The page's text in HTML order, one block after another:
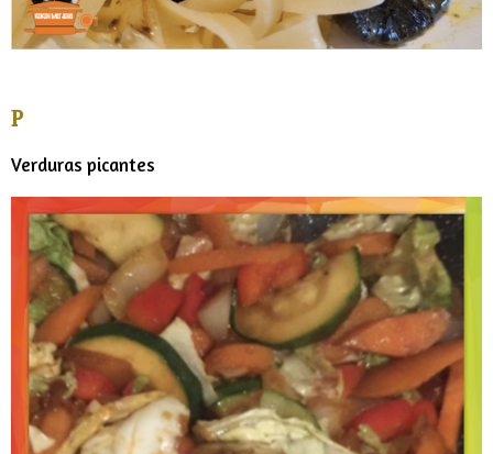
P
Verduras picantes